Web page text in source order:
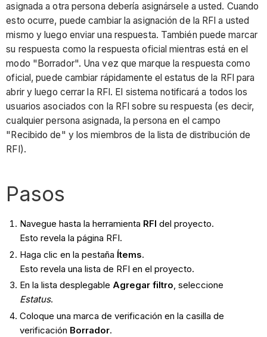
asignada a otra persona debería asignársele a usted. Cuando
esto ocurre, puede cambiar la asignación de la RFI a usted
mismo y luego enviar una respuesta. También puede marcar
su respuesta como la respuesta oficial mientras está en el
modo "Borrador". Una vez que marque la respuesta como
oficial, puede cambiar rápidamente el estatus de la RFI para
abrir y luego cerrar la RFI. El sistema notificará a todos los
usuarios asociados con la RFI sobre su respuesta (es decir,
cualquier persona asignada, la persona en el campo
"Recibido de" y los miembros de la lista de distribución de
RFI).
Pasos
Navegue hasta la herramienta RFI del proyecto.
Esto revela la página RFI.
Haga clic en la pestaña Ítems.
Esto revela una lista de RFI en el proyecto.
En la lista desplegable Agregar filtro, seleccione
Estatus.
Coloque una marca de verificación en la casilla de
verificación Borrador.